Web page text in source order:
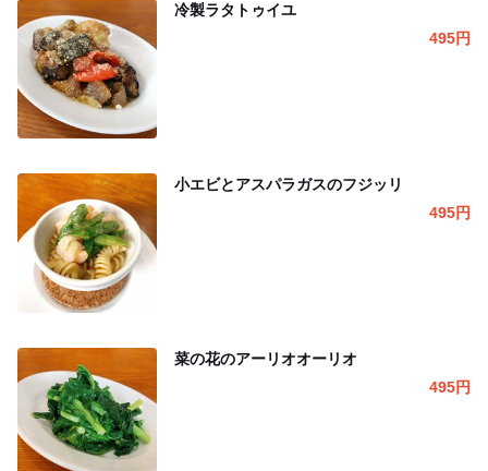
冷製ラタトゥイユ
495円
小エビとアスパラガスのフジッリ
495円
菜の花のアーリオオーリオ
495円